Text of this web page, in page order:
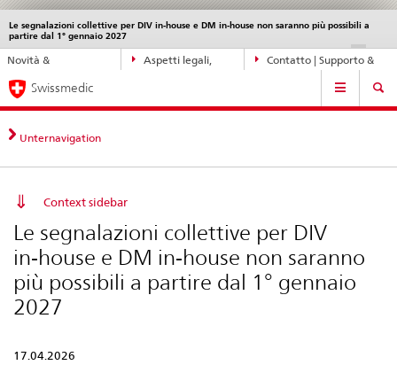
Navigazione
diretta:
novità,
aspetti
legali,
contatto
Novità &
Aspetti legali,
Contatto | Supporto &
Le segnalazioni collettive per DIV in‑house e DM in‑house non saranno più possibili a
partire dal 1° gennaio 2027
DE IT
Service
navigation
Navigation
Swissmedic
Unternavigation
Context sidebar
Le segnalazioni collettive per DIV
in‑house e DM in‑house non saranno
più possibili a partire dal 1° gennaio
2027
17.04.2026